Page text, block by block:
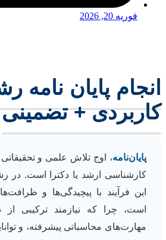
فوریه 20, 2026
انجام پایان نامه
کاربردی + تضمینی
پایان‌نامه، اوج تلاش علمی و
کارشناسی ارشد یا دکترا است. در
این فرآیند با پیچیدگی‌ها و
است، چرا که نیازمند ترکیبی
مهارت‌های محاسباتی پیشرفته، و